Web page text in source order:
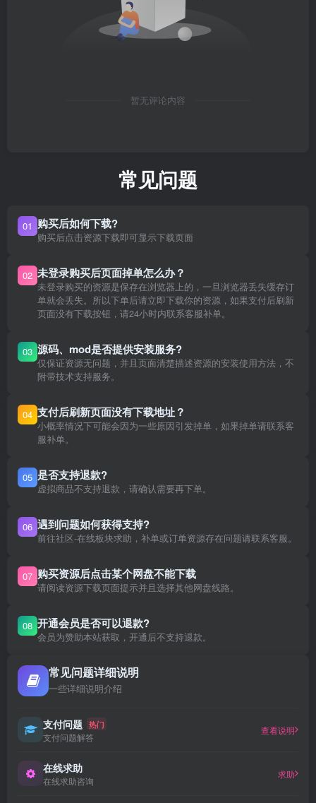
暂无评论内容
常见问题
01 购买后如何下载?
购买后点击资源下载即可显示下载页面
02 未登录购买后页面掉单怎么办？
未登录购买的资源是保存在浏览器上的，一旦浏览器丢失缓存订
单就会丢失。所以下单后请立即下载你的资源，如果支付后刷新
页面没有下载按钮，请24小时内联系客服补单。
03 源码、mod是否提供安装服务?
仅保证资源无问题，并且页面清楚描述资源的安装使用方法，不
附带技术支持服务。
04 支付后刷新页面没有下载地址？
小概率情况下可能会因为一些原因引发掉单，如果掉单请联系客
服补单。
05 是否支持退款?
虚拟商品不支持退款，请确认需要再下单。
06 遇到问题如何获得支持?
前往社区-在线板块求助，补单或订单资源存在问题请联系客服。
07 购买资源后点击某个网盘不能下载
请阅读资源下载页面提示并且选择其他网盘线路。
08 开通会员是否可以退款?
会员为赞助本站获取，开通后不支持退款。
常见问题详细说明
一些详细说明介绍
支付问题 热门
支付问题解答
查看说明
在线求助
在线求助咨询
求助